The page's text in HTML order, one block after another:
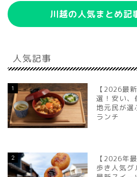
川越の人気まとめ記
人気記事
1
【2026最
選！安い、
地元民が選
ランチ
2
【2026年
歩き人気